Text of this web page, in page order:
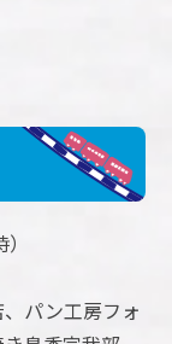
パン工房フォ